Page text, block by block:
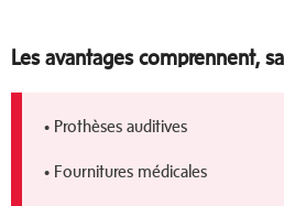
Les avantages comprennent,
• Prothèses auditives
• Fournitures médicales